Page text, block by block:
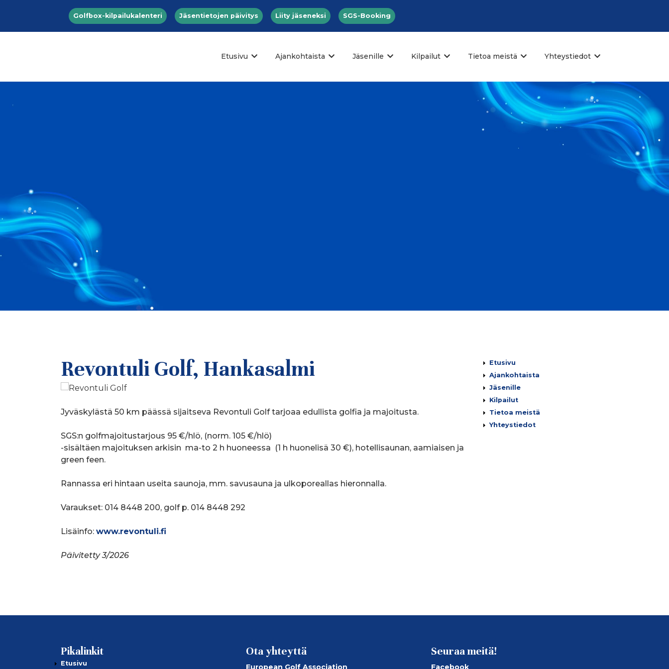
Top menu
Golfbox-kilpailukalenteri Jäsentietojen päivitys Liity jäseneksi SGS-Booking
Etusivu Ajankohtaista Jäsenille Kilpailut Tietoa meistä Yhteystiedot
Revontuli Golf, Hankasalmi
Jyväskylästä 50 km päässä sijaitseva Revontuli Golf tarjoaa edullista golfia ja majoitusta.
SGS:n golfmajoitustarjous 95 €/hlö, (norm. 105 €/hlö)
-sisältäen majoituksen arkisin ma-to 2 h huoneessa (1 h huonelisä 30 €), hotellisaunan, aamiaisen ja
green feen.
Rannassa eri hintaan useita saunoja, mm. savusauna ja ulkoporeallas hieronnalla.
Varaukset: 014 8448 200, golf p. 014 8448 292
Lisäinfo: www.revontuli.fi
Päivitetty 3/2026
Päävalikko
Etusivu
Ajankohtaista
Jäsenille
Kilpailut
Tietoa meistä
Yhteystiedot
Pikalinkit
Etusivu
Ota yhteyttä
European Golf Association
Seuraa meitä!
Facebook